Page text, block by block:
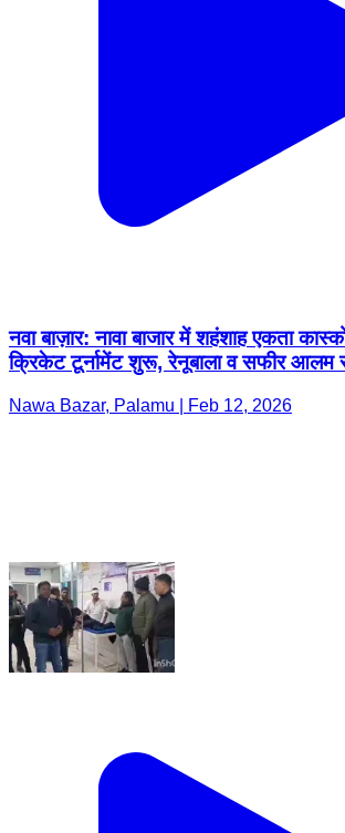
नवा बाज़ार: नावा बाजार में शहंशाह एकता
क्रिकेट टूर्नामेंट शुरू, रेनूबाला व सफीर आलम
Nawa Bazar, Palamu | Feb 12, 2026